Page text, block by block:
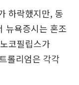
하락했지만, 동
뉴욕증시는 혼조
코필립스가
롤리엄은 각각